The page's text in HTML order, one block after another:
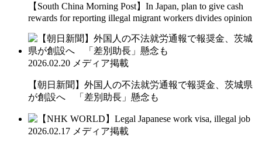
【South China Morning Post】In Japan, plan to give cash
rewards for reporting illegal migrant workers divides opinion
2026.02.20 メディア掲載
【朝日新聞】外国人の不法就労通報で報奨金、茨城県
が創設へ 「差別助長」懸念も
2026.02.17 メディア掲載